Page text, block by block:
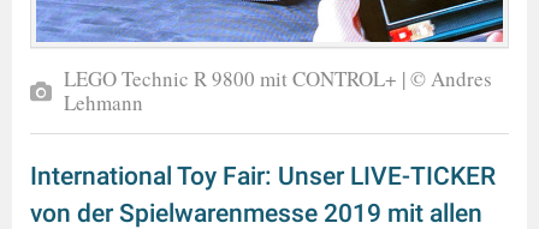
LEGO Technic R 9800 mit CONTROL+ | © Andres
Lehmann
International Toy Fair: Unser LIVE-TICKER
von der Spielwarenmesse 2019 mit allen